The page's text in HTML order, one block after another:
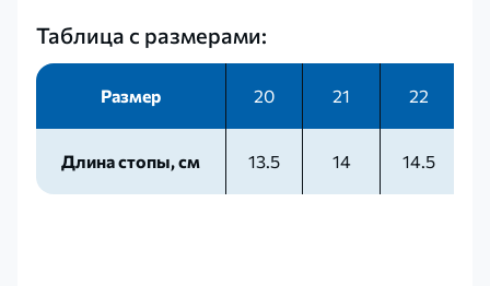
Таблица с размерами:
Размер 20 21 22
Длина стопы, см 13.5 14 14.5